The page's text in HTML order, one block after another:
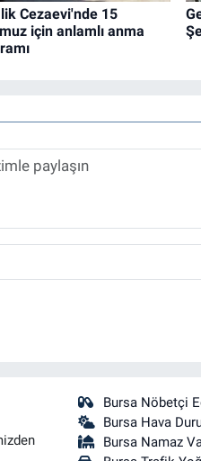
Cezaevi'nde 15
için anlamlı anma
Bursa Nöbetçi
Bursa Hava
Bursa Namaz